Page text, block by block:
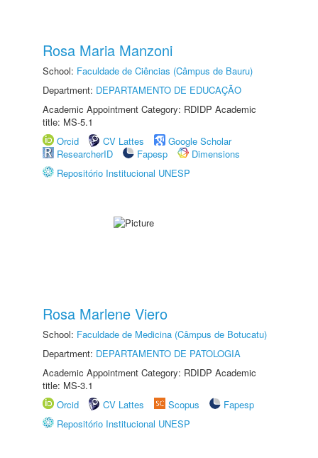
Rosa Maria Manzoni
School: Faculdade de Ciências (Câmpus de Bauru)
Department: DEPARTAMENTO DE EDUCAÇÃO
Academic Appointment Category: RDIDP Academic
title: MS-5.1
Orcid
CV Lattes
Google Scholar
ResearcherID
Fapesp
Dimensions
Repositório Institucional UNESP
Rosa Marlene Viero
School: Faculdade de Medicina (Câmpus de Botucatu)
Department: DEPARTAMENTO DE PATOLOGIA
Academic Appointment Category: RDIDP Academic
title: MS-3.1
Orcid
CV Lattes Scopus
Fapesp
Repositório Institucional UNESP